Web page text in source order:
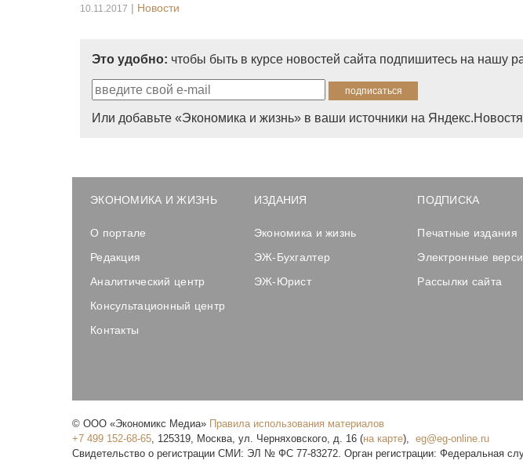
10.11.2017 | Новости
Это удобно: чтобы быть в курсе новостей сайта подпишитесь на нашу
Или добавьте «Экономика и жизнь» в ваши источники на
ЭКОНОМИКА И ЖИЗНЬ
О портале
Редакция
Аналитический центр
Консультационный центр
Контакты
ИЗДАНИЯ
Экономика и жизнь
ЭЖ-Бухгалтер
ЭЖ-Юрист
ПОДПИСКА
Печатные издания
Электронные
Рассылки сайта
© ООО «Экономикс Медиа» Правила использования материалов
+7 499 152-68-65, 125319, Москва, ул. Черняховского, д. 16 (на карте),
Свидетельство о регистрации СМИ: ЭЛ № ФС 77-83272. Орган регистрации: Федеральная